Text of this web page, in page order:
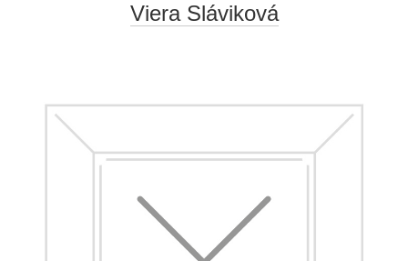
Viera Sláviková